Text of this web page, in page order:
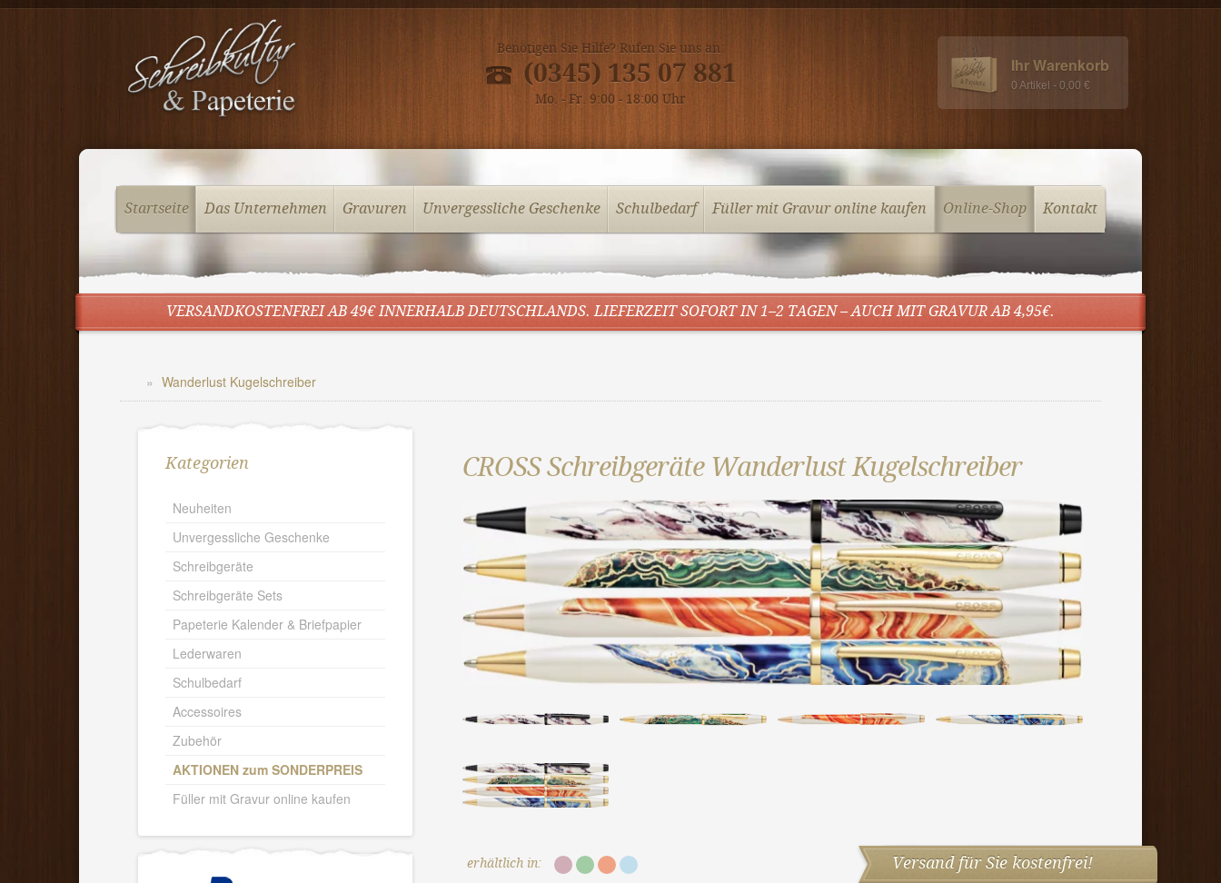
Benötigen Sie Hilfe? Rufen Sie uns an:
(0345) 135 07 881
Mo. - Fr. 9:00 - 18:00 Uhr
Ihr Warenkorb
0 Artikel - 0,00 €
Startseite Das Unternehmen Gravuren Unvergessliche Geschenke Schulbedarf Füller mit Gravur online kaufen Online-Shop Kontakt
VERSANDKOSTENFREI AB 49€ INNERHALB DEUTSCHLANDS. LIEFERZEIT SOFORT IN 1–2 TAGEN – AUCH MIT GRAVUR AB 4,95€.
Wanderlust Kugelschreiber
CROSS Schreibgeräte Wanderlust Kugelschreiber
erhältlich in: Versand für Sie kostenfrei!
Kategorien
Neuheiten
Unvergessliche Geschenke
Schreibgeräte
Schreibgeräte Sets
Papeterie Kalender & Briefpapier
Lederwaren
Schulbedarf
Accessoires
Zubehör
AKTIONEN zum SONDERPREIS
Füller mit Gravur online kaufen